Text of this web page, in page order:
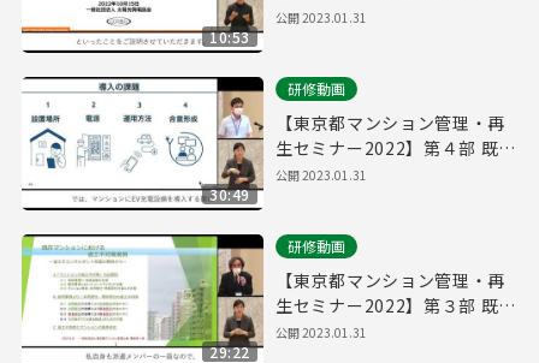
10:53
2050年カーボンニュートラル
公開2023.01.31
30:49
研修動画
【東京都マンション管理・再
生セミナー2022】第４部 既存
マンションでのEV充電器の導
公開2023.01.31
29:22
研修動画
【東京都マンション管理・再
生セミナー2022】第３部 既存
マンションにおける省エネ対
公開2023.01.31